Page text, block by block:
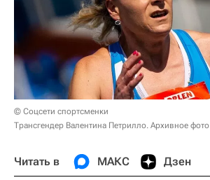
© Соцсети спортсменки
Трансгендер Валентина Петрилло. Архивное фото
Читать в МАКС Дзен